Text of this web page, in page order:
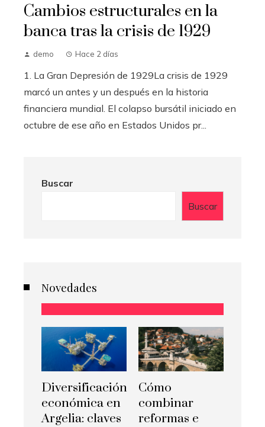
Cambios estructurales en la
banca tras la crisis de 1929
demo Hace 2 días
1. La Gran Depresión de 1929La crisis de 1929
marcó un antes y un después en la historia
financiera mundial. El colapso bursátil iniciado en
octubre de ese año en Estados Unidos pr...
Buscar
Buscar
Novedades
Diversificación
económica en
Argelia: claves
Cómo
combinar
reformas e